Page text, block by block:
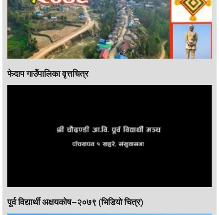
फेदाप गाउँपालिका वृत्तचित्र
पूर्व विद्यार्थी अक्षयकोष–२०७९ (भिडियो चित्र)